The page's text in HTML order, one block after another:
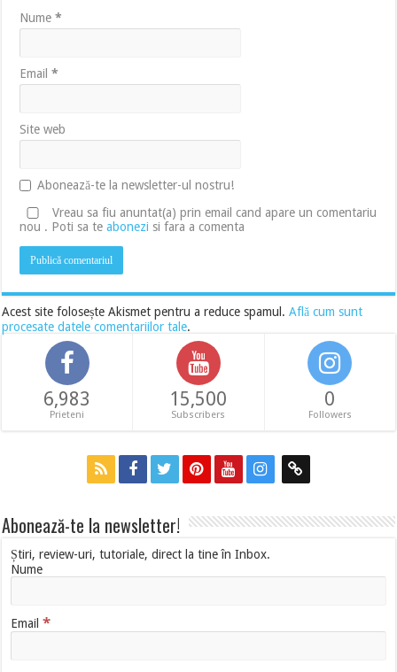
Nume*
Email*
Site web
Abonează-te la newsletter-ul nostru!
Vreau sa fiu anuntat(a) prin email cand apare un comentariu
nou . Poti sa teabonezi si fara a comenta
Acest site folosește Akismet pentru a reduce spamul.Află cum sunt
procesate datele comentariilor tale.
6,983
Prieteni
15,500
Subscribers
0
Followers
Abonează-te la newsletter!
Știri, review-uri, tutoriale, direct la tine în Inbox.
Nume
Email*